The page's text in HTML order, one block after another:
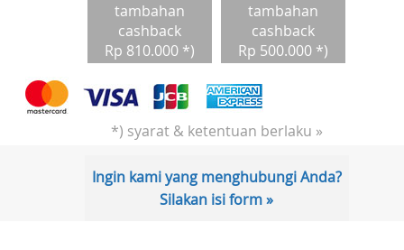
tambahan
cashback
Rp 810.000 *)
tambahan
cashback
Rp 500.000 *)
*) syarat & ketentuan berlaku »
Ingin kami yang menghubungi Anda?
Silakan isi form »